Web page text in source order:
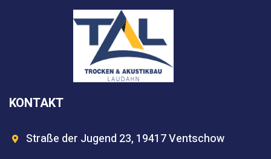
KONTAKT
Straße der Jugend 23, 19417 Ventschow